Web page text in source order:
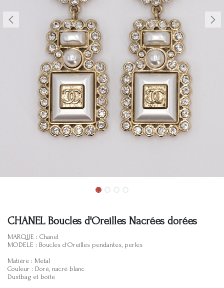
CHANEL Boucles d'Oreilles Nacrées dorées
MARQUE : Chanel
MODELE : Boucles d´Oreilles pendantes, perles
Matière : Metal
Couleur : Doré, nacré blanc
Dustbag et boîte